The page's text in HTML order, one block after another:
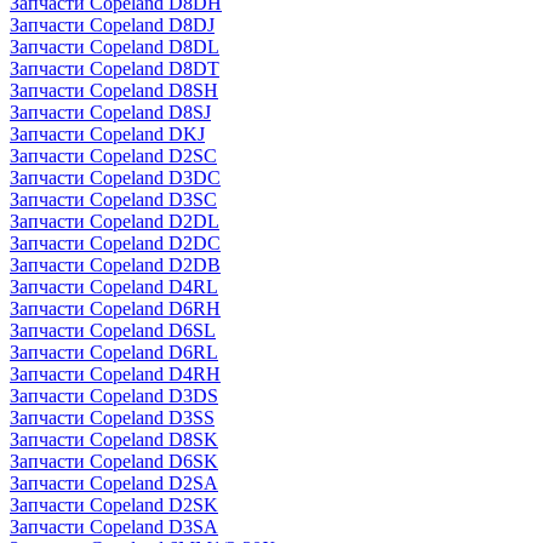
Запчасти Copeland D8DJ
Запчасти Copeland D8DL
Запчасти Copeland D8DT
Запчасти Copeland D8SH
Запчасти Copeland D8SJ
Запчасти Copeland DKJ
Запчасти Copeland D2SC
Запчасти Copeland D3DC
Запчасти Copeland D3SC
Запчасти Copeland D2DL
Запчасти Copeland D2DC
Запчасти Copeland D2DB
Запчасти Copeland D4RL
Запчасти Copeland D6RH
Запчасти Copeland D6SL
Запчасти Copeland D6RL
Запчасти Copeland D4RH
Запчасти Copeland D3DS
Запчасти Copeland D3SS
Запчасти Copeland D8SK
Запчасти Copeland D6SK
Запчасти Copeland D2SA
Запчасти Copeland D2SK
Запчасти Copeland D3SA